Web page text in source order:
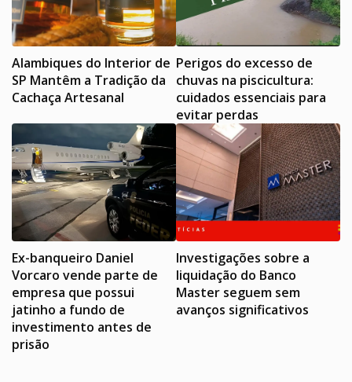
Alambiques do Interior de
SP Mantêm a Tradição da
Cachaça Artesanal
Perigos do excesso de
chuvas na piscicultura:
cuidados essenciais para
evitar perdas
Ex-banqueiro Daniel
Vorcaro vende parte de
empresa que possui
jatinho a fundo de
investimento antes de
prisão
Investigações sobre a
liquidação do Banco
Master seguem sem
avanços significativos